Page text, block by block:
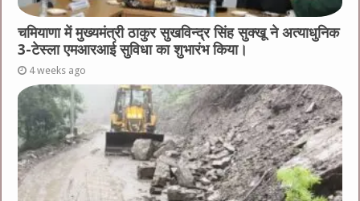
चमियाणा में मुख्यमंत्री ठाकुर सुखविन्द्र सिंह सुक्खू ने अत्याधुनिक
3-टेस्ला एमआरआई सुविधा का शुभारंभ किया।
4 weeks ago